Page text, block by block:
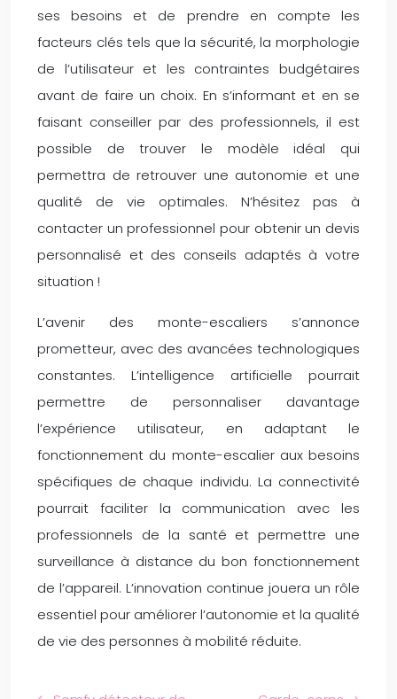
ses besoins et de prendre en compte les
facteurs clés tels que la sécurité, la morphologie
de l’utilisateur et les contraintes budgétaires
avant de faire un choix. En s’informant et en se
faisant conseiller par des professionnels, il est
possible de trouver le modèle idéal qui
permettra de retrouver une autonomie et une
qualité de vie optimales. N’hésitez pas à
contacter un professionnel pour obtenir un devis
personnalisé et des conseils adaptés à votre
situation !
L’avenir des monte-escaliers s’annonce
prometteur, avec des avancées technologiques
constantes. L’intelligence artificielle pourrait
permettre de personnaliser davantage
l’expérience utilisateur, en adaptant le
fonctionnement du monte-escalier aux besoins
spécifiques de chaque individu. La connectivité
pourrait faciliter la communication avec les
professionnels de la santé et permettre une
surveillance à distance du bon fonctionnement
de l’appareil. L’innovation continue jouera un rôle
essentiel pour améliorer l’autonomie et la qualité
de vie des personnes à mobilité réduite.